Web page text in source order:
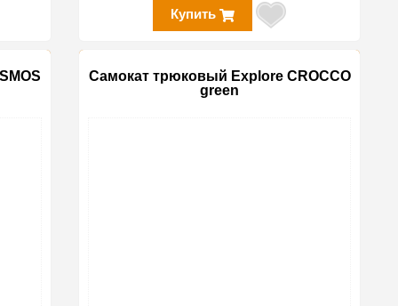
Купить
Самокат трюковый Explore CROCCO
green